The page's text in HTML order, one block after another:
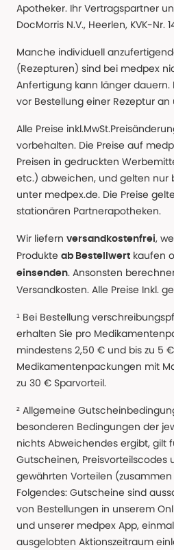
Apotheker. Ihr Vertragspartner
DocMorris N.V., Heerlen, KVK-Nr.
Manche individuell
(Rezepturen) sind bei medpex
Anfertigung kann länger dauern.
vor Bestellung einer Rezeptur
Alle Preise
vorbehalten. Die Preise auf
Preisen in gedruckten
etc.) abweichen, und gelten nur
unter medpex.de. Die Preise
stationären Partnerapotheken.
Wir liefern versandkostenfrei,
Produkte ab Bestellwert kaufen
einsenden. Ansonsten
Versandkosten. Alle Preise Inkl.
¹ Bei Bestellung
erhalten Sie pro
mindestens 2,50 € und bis zu 5
Medikamentenpackungen mit
zu 30 € Sparvorteil.
² Allgemeine
besonderen Bedingungen der
nichts Abweichendes ergibt, gilt
Gutscheinen, Preisvorteilscodes
gewährten Vorteilen (zusammen
Folgendes: Gutscheine sind
von Bestellungen in unserem
und unserer medpex App,
ausgelobten Aktionszeitraum